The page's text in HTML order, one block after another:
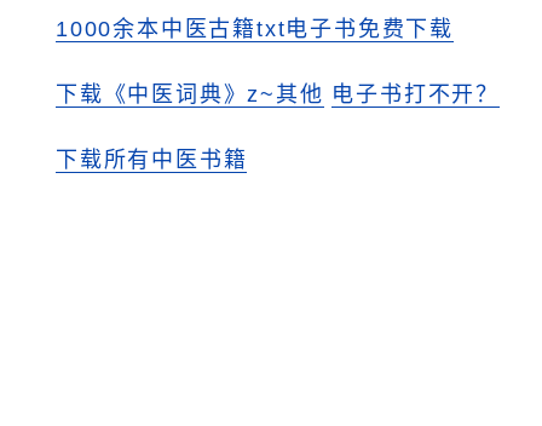
1000余本中医古籍txt电子书免费下载
下载《中医词典》z~其他 电子书打不开？
下载所有中医书籍